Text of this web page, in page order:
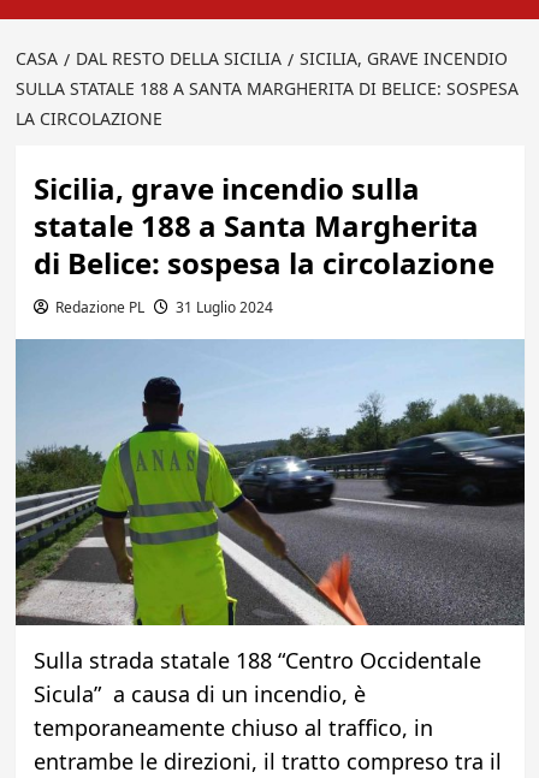
CASA DAL RESTO DELLA SICILIA
SICILIA, GRAVE INCENDIO
SULLA STATALE 188 A SANTA MARGHERITA DI BELICE: SOSPESA
LA CIRCOLAZIONE
Sicilia, grave incendio sulla
statale 188 a Santa Margherita
di Belice: sospesa la circolazione
Redazione PL 31 Luglio 2024
Sulla strada statale 188 “Centro Occidentale
Sicula” a causa di un incendio, è
temporaneamente chiuso al traffico, in
entrambe le direzioni, il tratto compreso tra il